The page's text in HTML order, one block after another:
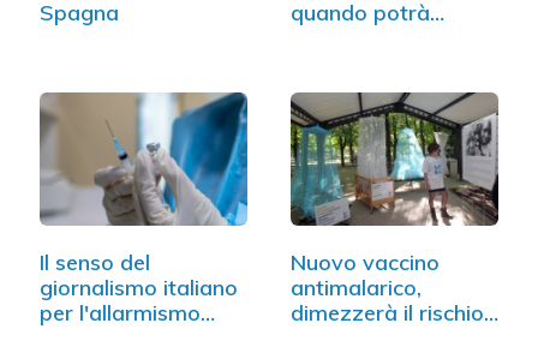
Spagna
quando potrà
Il senso del
giornalismo italiano
per l'allarmismo…
Nuovo vaccino
antimalarico,
dimezzerà il rischio